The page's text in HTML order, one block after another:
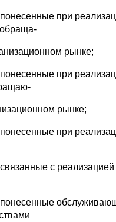
при
обраща-
рынке;
при
рынке;
при
с